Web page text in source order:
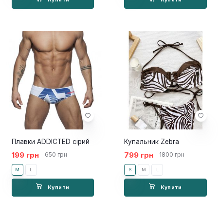
Плавки ADDICTED сірий
199 грн 650 грн
M L
Купити
Купальник Zebra
799 грн 1800 грн
S M L
Купити